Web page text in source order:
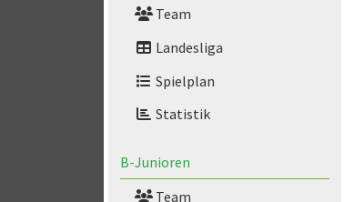
Team
Landesliga
Spielplan
Statistik
B-Junioren
Team